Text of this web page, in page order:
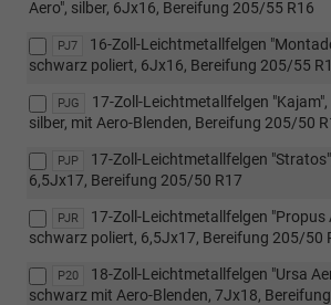
Aero", silber, 6Jx16, Bereifung 205/55 R16
PJ7
16-Zoll-Leichtmetallfelgen
schwarz poliert, 6Jx16, Bereifung 205/55
PJG
17-Zoll-Leichtmetallfelgen
silber, mit Aero-Blenden, Bereifung 205/50
PJP
17-Zoll-Leichtmetallfelgen
6,5Jx17, Bereifung 205/50 R17
PJR
17-Zoll-Leichtmetallfelgen "Propus
schwarz poliert, 6,5Jx17, Bereifung 205/50
P20
18-Zoll-Leichtmetallfelgen "Ursa
schwarz mit Aero-Blenden, 7Jx18,